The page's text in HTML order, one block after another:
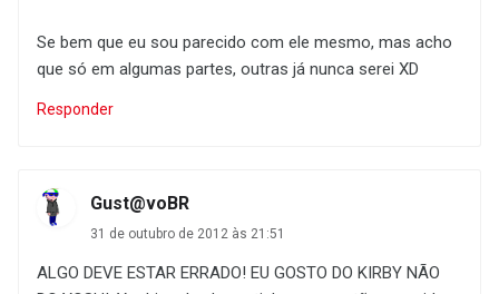
Se bem que eu sou parecido com ele mesmo, mas acho
que só em algumas partes, outras já nunca serei XD
Responder
Gust@voBR
31 de outubro de 2012 às 21:51
ALGO DEVE ESTAR ERRADO! EU GOSTO DO KIRBY NÃO